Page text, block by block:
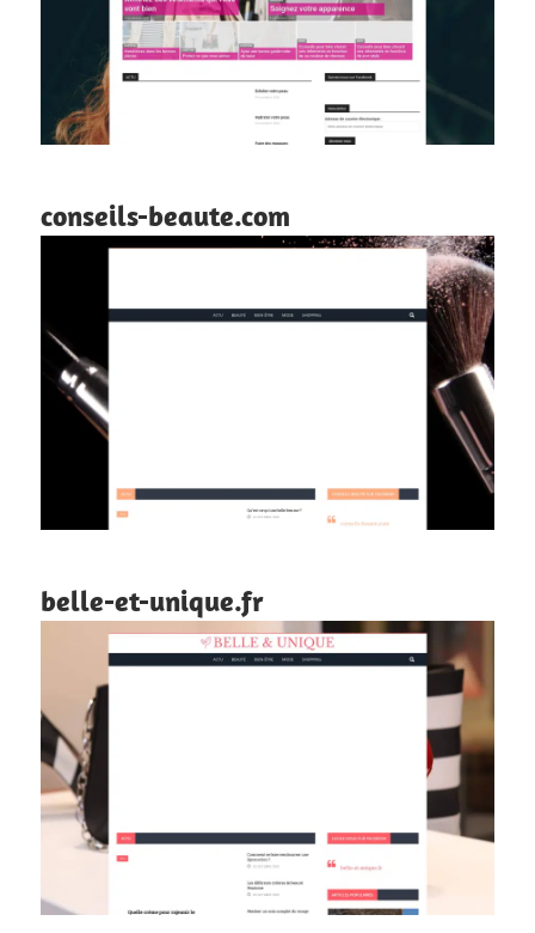
conseils-beaute.com
belle-et-unique.fr